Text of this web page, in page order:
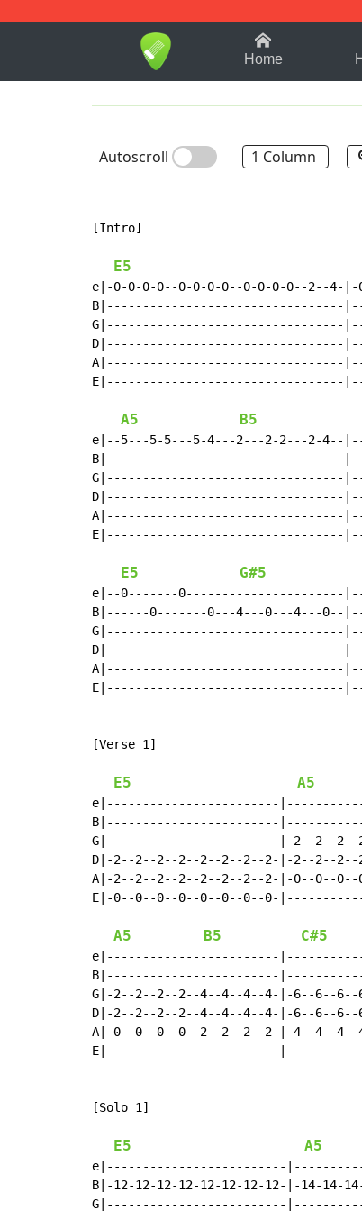
1-9 B
Home
Autoscroll 1 Column
[Intro]
E5
e|-0-0-0-0--0-0-0-0--0-0-0-0--2--4-
B|---------------------------------
G|---------------------------------
D|---------------------------------
A|---------------------------------
E|---------------------------------
A5 B5
e|--5---5-5---5-4---2---2-2---2-4--
B|---------------------------------
G|---------------------------------
D|---------------------------------
A|---------------------------------
E|---------------------------------
E5 G#5
e|--0-------0----------------------
B|------0-------0---4---0---4---0--
G|---------------------------------
D|---------------------------------
A|---------------------------------
E|---------------------------------
[Verse 1]
E5 A5
e|------------------------
B|------------------------
G|------------------------|-2--2--
D|-2--2--2--2--2--2--2--2-|-2--2--
A|-2--2--2--2--2--2--2--2-|-0--0--
E|-0--0--0--0--0--0--0--0-
A5 B5 C#5
e|------------------------
B|------------------------
G|-2--2--2--2--4--4--4--4-|-6--
D|-2--2--2--2--4--4--4--4-|-6--6--
A|-0--0--0--0--2--2--2--2-|-4--4--
E|------------------------
[Solo 1]
E5 A5
e|-------------------------
B|-12-12-12-12-12-12-12-12-|-14-14-
G|-------------------------